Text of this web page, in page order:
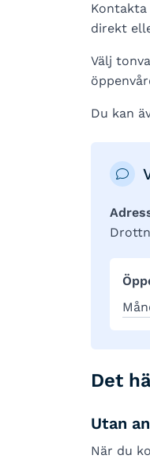
direkt
Välj
Du kan
Det
Utan
När du